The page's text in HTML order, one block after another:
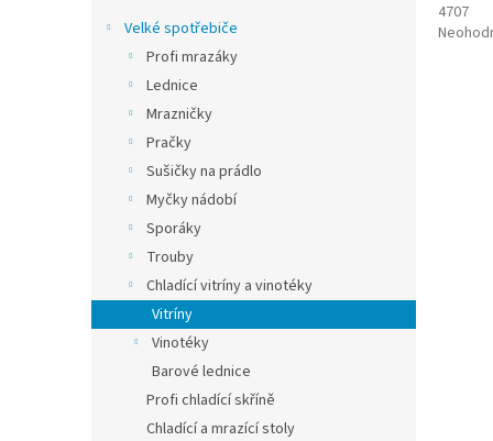
Velké spotřebiče
Profi mrazáky
Lednice
Mrazničky
Pračky
Sušičky na prádlo
Myčky nádobí
Sporáky
Trouby
Chladící vitríny a vinotéky
Vitríny
Vinotéky
Barové lednice
Profi chladící skříně
Chladící a mrazící stoly
4707